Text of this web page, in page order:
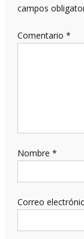
campos
Comentario *
Nombre *
Correo